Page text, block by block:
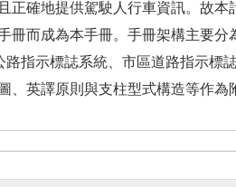
正確地提供駕駛人行車資訊。故
冊而成為本手冊。手冊架構主要
路指示標誌系統、市區道路指示標
、英譯原則與支柱型式構造等作